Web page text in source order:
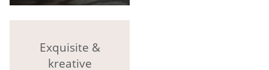
Exquisite &
kreative